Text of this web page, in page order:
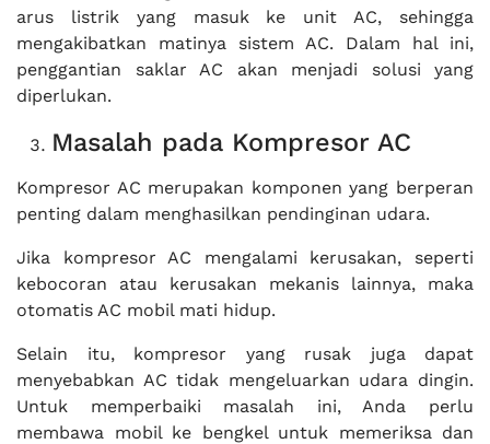
arus listrik yang masuk ke unit AC, sehingga
mengakibatkan matinya sistem AC. Dalam hal ini,
penggantian saklar AC akan menjadi solusi yang
diperlukan.
Masalah pada Kompresor AC
Kompresor AC merupakan komponen yang berperan
penting dalam menghasilkan pendinginan udara.
Jika kompresor AC mengalami kerusakan, seperti
kebocoran atau kerusakan mekanis lainnya, maka
otomatis AC mobil mati hidup.
Selain itu, kompresor yang rusak juga dapat
menyebabkan AC tidak mengeluarkan udara dingin.
Untuk memperbaiki masalah ini, Anda perlu
membawa mobil ke bengkel untuk memeriksa dan